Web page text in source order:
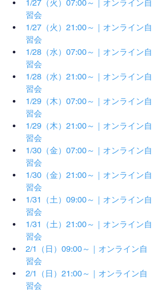
1/27（火）07:00～｜オンライン自
習会
1/27（火）21:00～｜オンライン自
習会
1/28（水）07:00～｜オンライン自
習会
1/28（水）21:00～｜オンライン自
習会
1/29（木）07:00～｜オンライン自
習会
1/29（木）21:00～｜オンライン自
習会
1/30（金）07:00～｜オンライン自
習会
1/30（金）21:00～｜オンライン自
習会
1/31（土）09:00～｜オンライン自
習会
1/31（土）21:00～｜オンライン自
習会
2/1（日）09:00～｜オンライン自
習会
2/1（日）21:00～｜オンライン自
習会